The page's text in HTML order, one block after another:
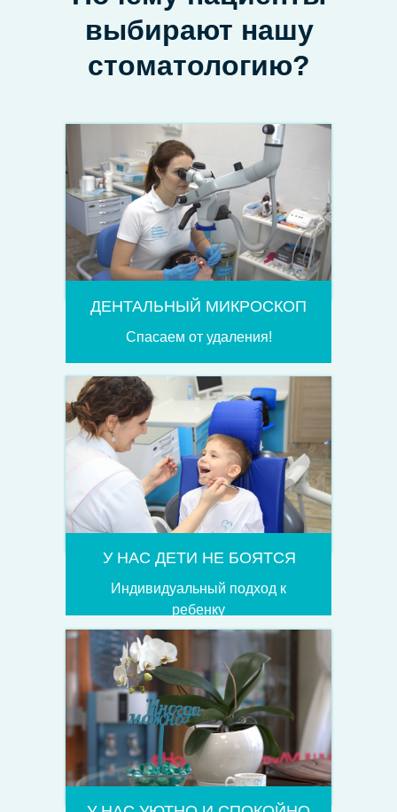
выбирают нашу
стоматологию?
ДЕНТАЛЬНЫЙ МИКРОСКОП
Спасаем от удаления!
У НАС ДЕТИ НЕ БОЯТСЯ
Индивидуальный подход к
ребенку